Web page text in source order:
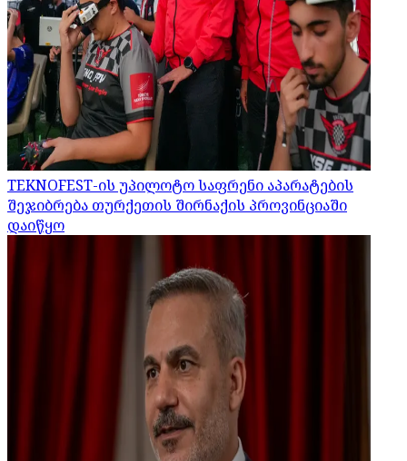
TEKNOFEST-ის უპილოტო საფრენი აპარატების
შეჯიბრება თურქეთის შირნაქის პროვინციაში
დაიწყო